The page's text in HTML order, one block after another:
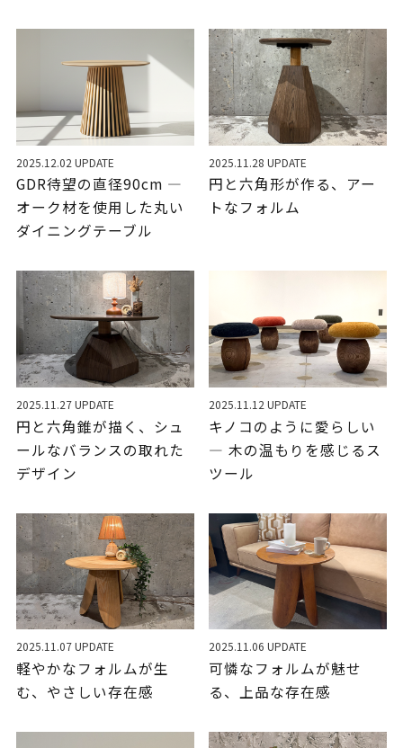
2025.12.02 UPDATE
GDR待望の直径90cm ―
オーク材を使用した丸い
ダイニングテーブル
2025.11.28 UPDATE
円と六角形が作る、アー
トなフォルム
2025.11.27 UPDATE
円と六角錐が描く、シュ
ールなバランスの取れた
デザイン
2025.11.12 UPDATE
キノコのように愛らしい
― 木の温もりを感じるス
ツール
2025.11.07 UPDATE
軽やかなフォルムが生
む、やさしい存在感
2025.11.06 UPDATE
可憐なフォルムが魅せ
る、上品な存在感